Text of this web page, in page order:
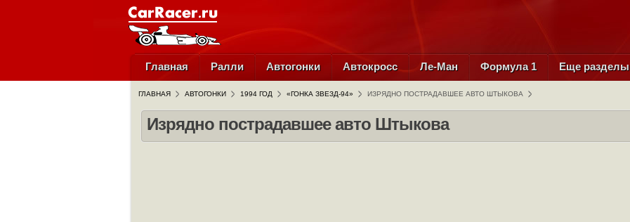
Главная Ралли Автогонки Автокросс Ле-Ман Формула 1 Еще разделы
ГЛАВНАЯ АВТОГОНКИ 1994 ГОД «ГОНКА ЗВЕЗД-94» ИЗРЯДНО ПОСТРАДАВШЕЕ АВТО ШТЫКОВА
Изрядно пострадавшее авто Штыкова